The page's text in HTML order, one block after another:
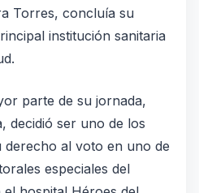
Torres, concluía su
institución sanitaria
parte de su jornada,
decidió ser uno de los
al voto en uno de
especiales del